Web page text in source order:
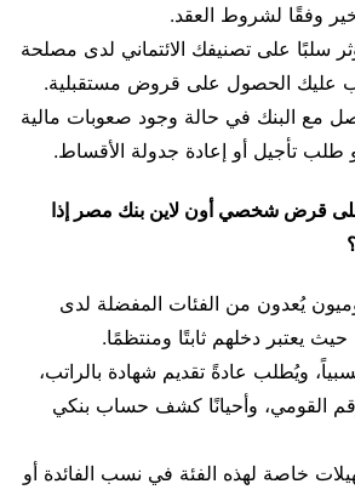
وفقًا لشروط العقد.
سلبًا على تصنيفك الائتماني لدى مصلحة
عليك الحصول على قروض مستقبلية.
مع البنك في حالة وجود صعوبات مالية
طلب تأجيل أو إعادة جدولة الأقساط.
قرض شخصي أون لاين بنك مصر إذا
يُعدون من الفئات المفضلة لدى
يعتبر دخلهم ثابتًا ومنتظمًا.
ويُطلب عادةً تقديم شهادة بالراتب،
القومي، وأحيانًا كشف حساب بنكي
خاصة لهذه الفئة في نسب الفائدة أو